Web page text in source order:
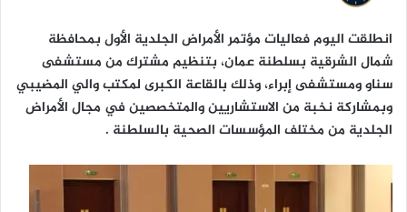
انطلقت اليوم فعاليات مؤتمر الأمراض الجلدية الأول بمحافظة
شمال الشرقية بسلطنة عمان، بتنظيم مشترك من مستشفى
سناو ومستشفى إبراء، وذلك بالقاعة الكبرى لمكتب والي المضيبي
وبمشاركة نخبة من الاستشاريين والمتخصصين في مجال الأمراض
الجلدية من مختلف المؤسسات الصحية بالسلطنة .